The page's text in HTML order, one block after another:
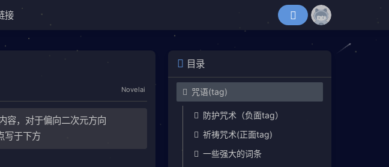
接
Novelai
容，对于偏向二次元方向
写于下方
目录
咒语(tag)
防护咒术（负面tag）
祈祷咒术(正面tag)
一些强大的词条